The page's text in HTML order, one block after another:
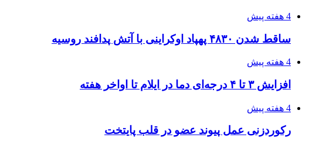
4 هفته پیش
ساقط شدن ۴۸۳۰ پهپاد اوکراینی با آتش پدافند روسیه
4 هفته پیش
افزایش ۳ تا ۴ درجه‌ای دما در ایلام تا اواخر هفته
4 هفته پیش
رکوردزنی عمل پیوند عضو در قلب پایتخت